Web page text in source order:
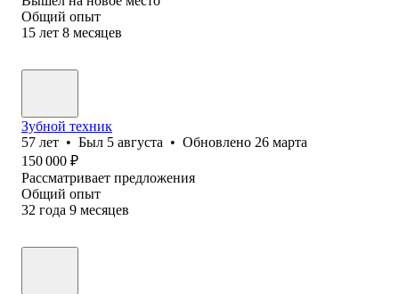
Общий опыт
15 лет 8 месяцев
Зубной техник
57 лет • Был 5 августа • Обновлено 26 марта
150 000 ₽
Рассматривает предложения
Общий опыт
32 года 9 месяцев